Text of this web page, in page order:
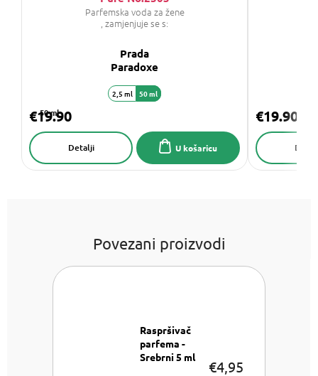
Parfemska voda za žene
, zamjenjuje se s:
Prada
Paradoxe
50 ml
€19.90
U košaricu
Detalji
2,5 ml 50 ml
€19.90
Povezani proizvodi
Raspršivač
parfema -
Srebrni 5 ml
€4,95